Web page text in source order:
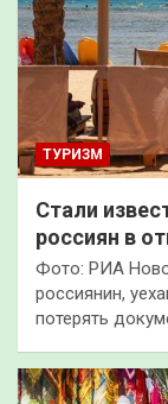
ТУРИЗМ
Стали
россиян в
Фото: РИА
россиянин,
потерять